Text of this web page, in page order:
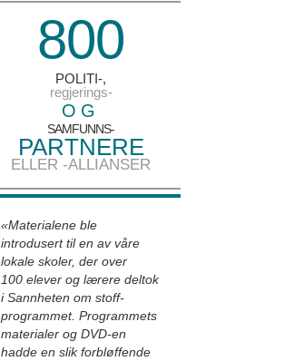
800
POLITI-,
regjerings-
OG
SAMFUNNS-
PARTNERE
ELLER -ALLIANSER
«Materialene ble
introdusert til en av våre
lokale skoler, der over
100 elever og lærere deltok
i Sannheten om stoff-
programmet. Programmets
materialer og DVD-en
hadde en slik forbløffende